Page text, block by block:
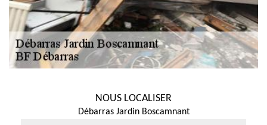
NOUS LOCALISER
Débarras Jardin Boscamnant